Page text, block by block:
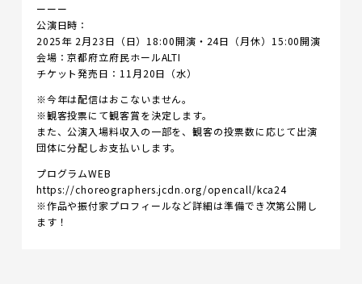
ーーー
公演日時：
2025年 2月23日（日）18:00開演・24日（月休）15:00開演
会場：京都府立府民ホールALTI
チケット発売日：11月20日（水）
※今年は配信はおこないません。
※観客投票にて観客賞を決定します。
また、公演入場料収入の一部を、観客の投票数に応じて出演
団体に分配しお支払いします。
プログラムWEB
https://choreographers.jcdn.org/opencall/kca24
※作品や振付家プロフィールなど詳細は準備でき次第公開し
ます！